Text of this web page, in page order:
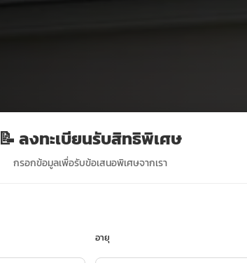
📝 ลงทะเบียนรับสิทธิพิเศษ
กรอกข้อมูลเพื่อรับข้อเสนอพิเศษจากเรา
อายุ